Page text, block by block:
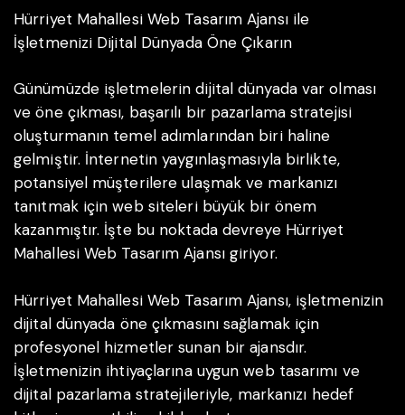
Hürriyet Mahallesi Web Tasarım Ajansı ile
İşletmenizi Dijital Dünyada Öne Çıkarın
Günümüzde işletmelerin dijital dünyada var olması
ve öne çıkması, başarılı bir pazarlama stratejisi
oluşturmanın temel adımlarından biri haline
gelmiştir. İnternetin yaygınlaşmasıyla birlikte,
potansiyel müşterilere ulaşmak ve markanızı
tanıtmak için web siteleri büyük bir önem
kazanmıştır. İşte bu noktada devreye Hürriyet
Mahallesi Web Tasarım Ajansı giriyor.
Hürriyet Mahallesi Web Tasarım Ajansı, işletmenizin
dijital dünyada öne çıkmasını sağlamak için
profesyonel hizmetler sunan bir ajansdır.
İşletmenizin ihtiyaçlarına uygun web tasarımı ve
dijital pazarlama stratejileriyle, markanızı hedef